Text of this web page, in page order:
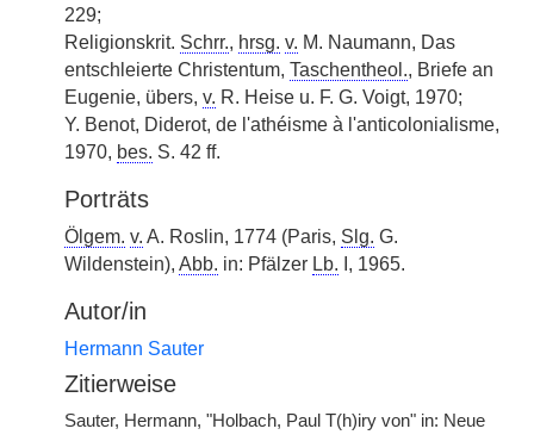
229;
Religionskrit. Schrr., hrsg. v. M. Naumann, Das
entschleierte Christentum, Taschentheol., Briefe an
Eugenie, übers, v. R. Heise u. F. G. Voigt, 1970;
Y. Benot, Diderot, de l'athéisme à l'anticolonialisme,
1970, bes. S. 42 ff.
Porträts
Ölgem. v. A. Roslin, 1774 (Paris, Slg. G.
Wildenstein), Abb. in: Pfälzer Lb. I, 1965.
Autor/in
Hermann Sauter
Zitierweise
Sauter, Hermann, "Holbach, Paul T(h)iry von" in: Neue